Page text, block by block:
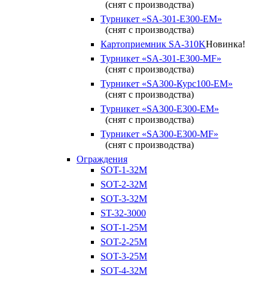
(снят с производства)
Турникет «SA-301-Е300-ЕМ»
(снят с производства)
Картоприемник SA-310KНовинка!
Турникет «SA-301-Е300-MF»
(снят с производства)
Турникет «SA300-Курс100-ЕМ»
(снят с производства)
Турникет «SA300-Е300-EM»
(снят с производства)
Турникет «SA300-Е300-MF»
(снят с производства)
Ограждения
SOT-1-32М
SOT-2-32М
SOT-3-32М
ST-32-3000
SOT-1-25М
SOT-2-25М
SOT-3-25М
SOT-4-32M